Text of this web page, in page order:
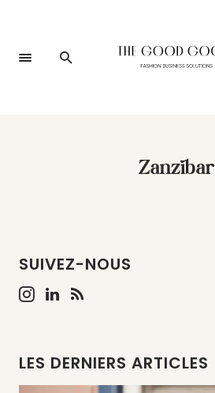
Zanzibar
SUIVEZ-NOUS
LES DERNIERS ARTICLES